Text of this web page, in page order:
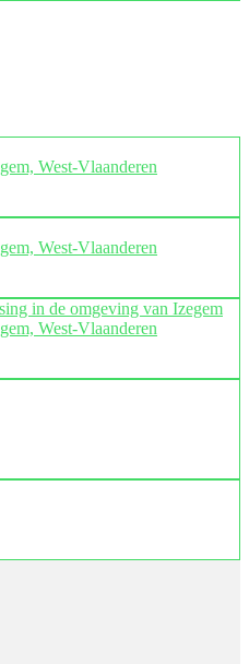
West-Vlaanderen
West-Vlaanderen
in de omgeving van Izegem
West-Vlaanderen